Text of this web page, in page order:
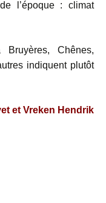
l’époque : climat
Chênes,
indiquent plutôt
et Vreken Hendrik